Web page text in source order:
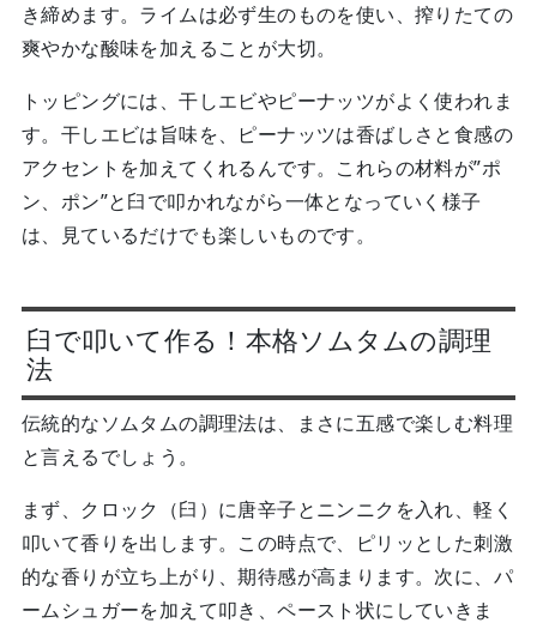
き締めます。ライムは必ず生のものを使い、搾りたての
爽やかな酸味を加えることが大切。
トッピングには、干しエビやピーナッツがよく使われま
す。干しエビは旨味を、ピーナッツは香ばしさと食感の
アクセントを加えてくれるんです。これらの材料が”ポ
ン、ポン”と臼で叩かれながら一体となっていく様子
は、見ているだけでも楽しいものです。
臼で叩いて作る！本格ソムタムの調理
法
伝統的なソムタムの調理法は、まさに五感で楽しむ料理
と言えるでしょう。
まず、クロック（臼）に唐辛子とニンニクを入れ、軽く
叩いて香りを出します。この時点で、ピリッとした刺激
的な香りが立ち上がり、期待感が高まります。次に、パ
ームシュガーを加えて叩き、ペースト状にしていきま